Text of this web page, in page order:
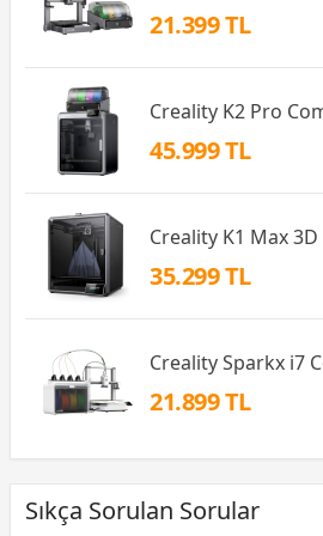
21.399 TL
Creality K2 Pro
45.999 TL
Creality K1 Max 3D
35.299 TL
Creality Sparkx i7
21.899 TL
Sıkça Sorulan Sorular